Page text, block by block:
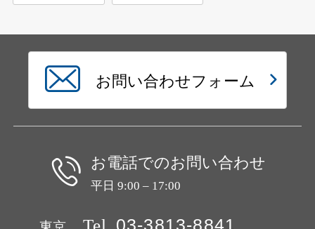
お問い合わせフォーム
お電話でのお問い合わせ
平日 9:00 – 17:00
Tel 03-3813-8841